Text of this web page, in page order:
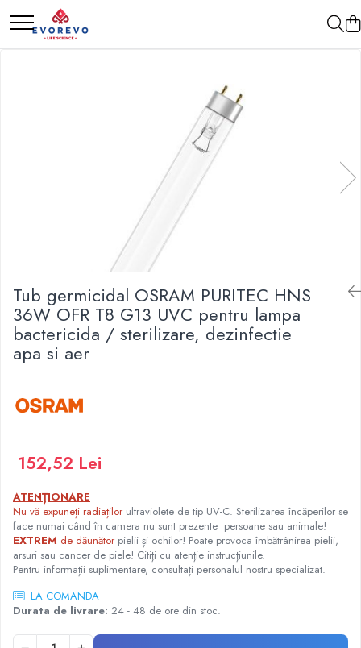
Medical
Negatoscoape
Holter EKG
Perfuzomate
Injectomate
Instrumentar
Oxigenatoare
Prize gaze medicinale
Regulatoare presiune gaze medicinale
Butelii gaze medicale
Carucioare butelii gaze
Conectori gaze medicinale
Componente statii gaze
Panouri control si alarmare
Metrologie
Tub germicidal OSRAM PURITEC HNS
36W OFR T8 G13 UVC pentru lampa
bactericida / sterilizare, dezinfectie
apa si aer
152,52 Lei
ATENȚIONARE
Nu vă expuneți radiaților ultraviolete de tip UV-C. Sterilizarea încăperilor se
face numai când în camera nu sunt prezente persoane sau animale!
EXTREM de dăunător pielii și ochilor! Poate provoca îmbătrânirea pielii,
arsuri sau cancer de piele! Citiți cu atenție instrucțiunile.
Pentru informații suplimentare, consultați personalul nostru specializat.
LA COMANDA
Durata de livrare: 24 - 48 de ore din stoc.